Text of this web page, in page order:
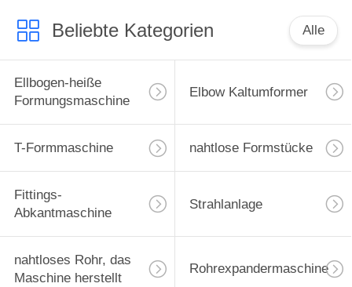
Beliebte Kategorien Alle
Ellbogen-heiße
Formungsmaschine
Elbow Kaltumformer
T-Formmaschine nahtlose Formstücke
Fittings-
Abkantmaschine
Strahlanlage
nahtloses Rohr, das
Maschine herstellt
Rohrexpandermaschine